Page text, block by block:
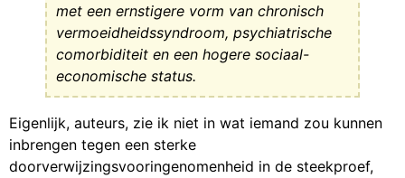
met een ernstigere vorm van chronisch
vermoeidheidssyndroom, psychiatrische
comorbiditeit en een hogere sociaal-
economische status.
Eigenlijk, auteurs, zie ik niet in wat iemand zou kunnen
inbrengen tegen een sterke
doorverwijzingsvooringenomenheid in de steekproef,